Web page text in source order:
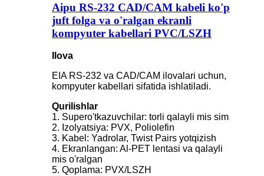
Aipu RS-232 CAD/CAM kabeli ko'p
juft folga va o'ralgan ekranli
kompyuter kabellari PVC/LSZH
Ilova
EIA RS-232 va CAD/CAM ilovalari uchun,
kompyuter kabellari sifatida ishlatiladi.
Qurilishlar
1. Supero'tkazuvchilar: torli qalayli mis sim
2. Izolyatsiya: PVX, Poliolefin
3. Kabel: Yadrolar, Twist Pairs yotqizish
4. Ekranlangan: Al-PET lentasi va qalayli
mis o'ralgan
5. Qoplama: PVX/LSZH